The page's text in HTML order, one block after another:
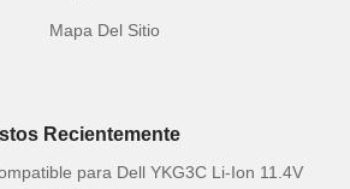
Mapa Del Sitio
Recientemente
para Dell YKG3C Li-Ion 11.4V